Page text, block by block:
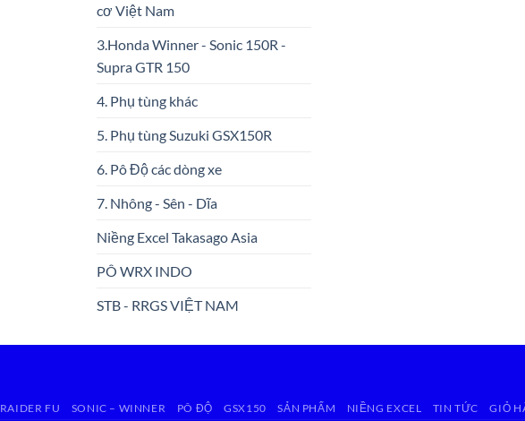
cơ Việt Nam
3.Honda Winner - Sonic 150R -
Supra GTR 150
4. Phụ tùng khác
5. Phụ tùng Suzuki GSX150R
6. Pô Độ các dòng xe
7. Nhông - Sên - Dĩa
Niềng Excel Takasago Asia
PÔ WRX INDO
STB - RRGS VIỆT NAM
RAIDER FU SONIC – WINNER PÔ ĐỘ GSX150 SẢN PHẨM NIỀNG EXCEL TIN TỨC GIỎ